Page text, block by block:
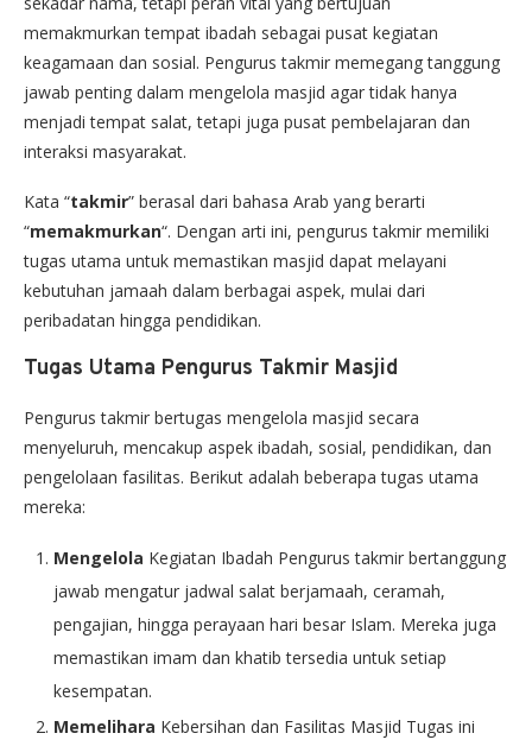
memakmurkan tempat ibadah sebagai pusat kegiatan
keagamaan dan sosial. Pengurus takmir memegang tanggung
jawab penting dalam mengelola masjid agar tidak hanya
menjadi tempat salat, tetapi juga pusat pembelajaran dan
interaksi masyarakat.
Kata “takmir” berasal dari bahasa Arab yang berarti
“memakmurkan“. Dengan arti ini, pengurus takmir memiliki
tugas utama untuk memastikan masjid dapat melayani
kebutuhan jamaah dalam berbagai aspek, mulai dari
peribadatan hingga pendidikan.
Tugas Utama Pengurus Takmir Masjid
Pengurus takmir bertugas mengelola masjid secara
menyeluruh, mencakup aspek ibadah, sosial, pendidikan, dan
pengelolaan fasilitas. Berikut adalah beberapa tugas utama
mereka:
Mengelola Kegiatan Ibadah Pengurus takmir bertanggung
jawab mengatur jadwal salat berjamaah, ceramah,
pengajian, hingga perayaan hari besar Islam. Mereka juga
memastikan imam dan khatib tersedia untuk setiap
kesempatan.
Memelihara Kebersihan dan Fasilitas Masjid Tugas ini